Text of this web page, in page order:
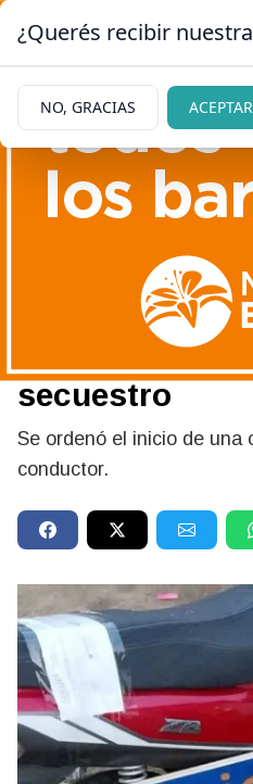
En el Alto de
recuperaron
registraba
secuestro
Se ordenó el inicio de una
conductor.
¿Querés recibir
NO, GRACIAS ACEPTAR